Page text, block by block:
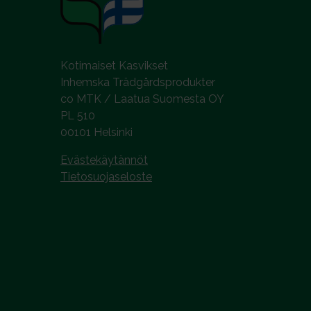
Kotimaiset Kasvikset
Inhemska Trädgårdsprodukter
co MTK / Laatua Suomesta OY
PL 510
00101 Helsinki
Evästekäytännöt
Tietosuojaseloste